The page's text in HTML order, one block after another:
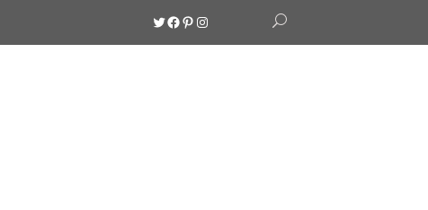
Twitter
Facebook
Pinterest
Instagram